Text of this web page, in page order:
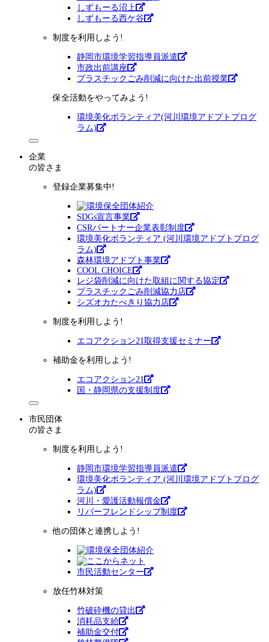
しずもーる沼上
しずもーる⻄ケ谷
制度を利用しよう!
静岡市環境学習指導員派遣
市政出前講座
プラスチックごみ削減に向けた出前授業
保全活動をやってみよう!
環境美化ボランティア(河川環境アドプトプログ
ラム)
企業
の皆さま
登録企業募集中!
SDGs宣言事業
CSRパートナー企業表彰制度
環境美化ボランティア (河川環境アドプトプログ
ラム)
森林環境アドプト事業
COOL CHOICE
レジ袋削減に向けた取組に関する協定
プラスチックごみ削減協力店
シズオカたべきり協力店
制度を利用しよう!
エコアクション21取得支援セミナー
補助金を利用しよう!
エコアクション21
国・静岡県の支援制度
市民団体
の皆さま
制度を利用しよう!
静岡市環境学習指導員派遣
環境美化ボランティア (河川環境アドプトプログ
ラム)
河川・愛護活動報償金
リバーフレンドシップ制度
他の団体と連携しよう!
市⺠活動センター
放任竹林対策
竹破砕機の貸出
消耗品支給
補助金交付